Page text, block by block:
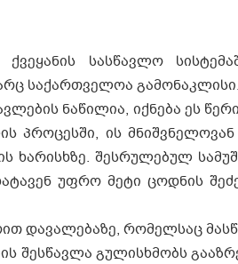
სასწავლო
საქართველოა გამონაკლისი.
ნაწილია, იქნება ეს
ის მნიშ­ვ­ნე­ლო­ვან
ხა­რის­ხ­ზე. შეს­რუ­ლე­ბულ
უფ­რო მე­ტი ცოდ­ნის
დავალებაზე, რომელსაც
შესწავლა გულისხმობს